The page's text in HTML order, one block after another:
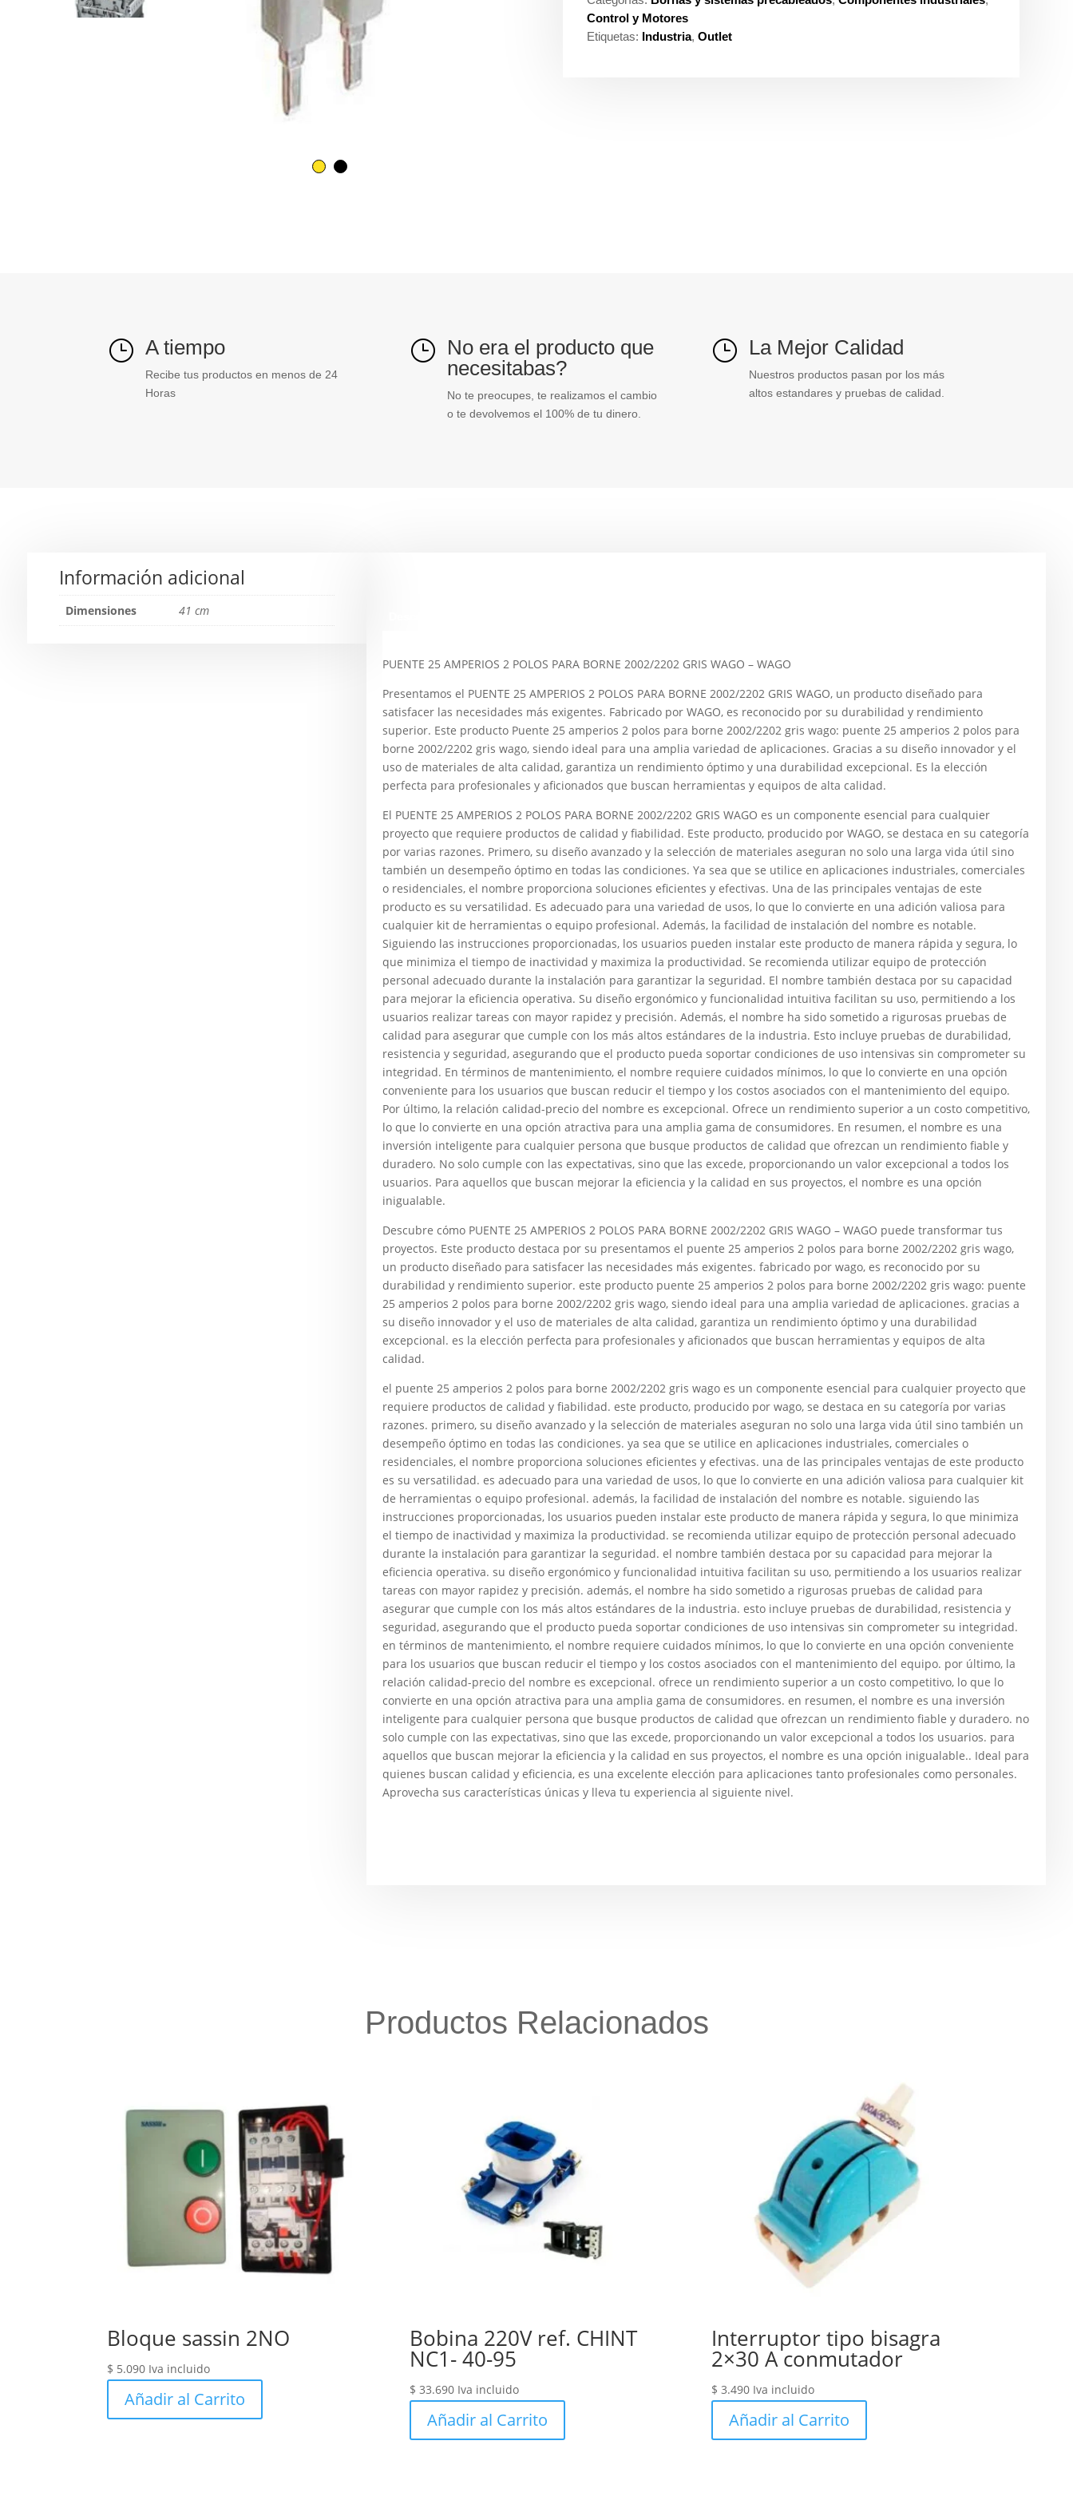
Control y Motores
Etiquetas: Industria,Outlet
} A tiempo
Recibe tus productos en menos de 24
Horas
} No era el producto que
necesitabas?
No te preocupes, te realizamos el cambio
o te devolvemos el 100% de tu dinero.
} La Mejor Calidad
Nuestros productos pasan por los más
altos estandares y pruebas de calidad.
Información adicional
Dimensiones 41 cm
PUENTE 25 AMPERIOS 2 POLOS PARA BORNE 2002/2202 GRIS WAGO – WAGO
Presentamos el PUENTE 25 AMPERIOS 2 POLOS PARA BORNE 2002/2202 GRIS WAGO, un producto diseñado para
satisfacer las necesidades más exigentes. Fabricado por WAGO, es reconocido por su durabilidad y rendimiento
superior. Este producto Puente 25 amperios 2 polos para borne 2002/2202 gris wago: puente 25 amperios 2 polos para
borne 2002/2202 gris wago, siendo ideal para una amplia variedad de aplicaciones. Gracias a su diseño innovador y el
uso de materiales de alta calidad, garantiza un rendimiento óptimo y una durabilidad excepcional. Es la elección
perfecta para profesionales y aficionados que buscan herramientas y equipos de alta calidad.
El PUENTE 25 AMPERIOS 2 POLOS PARA BORNE 2002/2202 GRIS WAGO es un componente esencial para cualquier
proyecto que requiere productos de calidad y fiabilidad. Este producto, producido por WAGO, se destaca en su categoría
por varias razones. Primero, su diseño avanzado y la selección de materiales aseguran no solo una larga vida útil sino
también un desempeño óptimo en todas las condiciones. Ya sea que se utilice en aplicaciones industriales, comerciales
o residenciales, el nombre proporciona soluciones eficientes y efectivas. Una de las principales ventajas de este
producto es su versatilidad. Es adecuado para una variedad de usos, lo que lo convierte en una adición valiosa para
cualquier kit de herramientas o equipo profesional. Además, la facilidad de instalación del nombre es notable.
Siguiendo las instrucciones proporcionadas, los usuarios pueden instalar este producto de manera rápida y segura, lo
que minimiza el tiempo de inactividad y maximiza la productividad. Se recomienda utilizar equipo de protección
personal adecuado durante la instalación para garantizar la seguridad. El nombre también destaca por su capacidad
para mejorar la eficiencia operativa. Su diseño ergonómico y funcionalidad intuitiva facilitan su uso, permitiendo a los
usuarios realizar tareas con mayor rapidez y precisión. Además, el nombre ha sido sometido a rigurosas pruebas de
calidad para asegurar que cumple con los más altos estándares de la industria. Esto incluye pruebas de durabilidad,
resistencia y seguridad, asegurando que el producto pueda soportar condiciones de uso intensivas sin comprometer su
integridad. En términos de mantenimiento, el nombre requiere cuidados mínimos, lo que lo convierte en una opción
conveniente para los usuarios que buscan reducir el tiempo y los costos asociados con el mantenimiento del equipo.
Por último, la relación calidad-precio del nombre es excepcional. Ofrece un rendimiento superior a un costo competitivo,
lo que lo convierte en una opción atractiva para una amplia gama de consumidores. En resumen, el nombre es una
inversión inteligente para cualquier persona que busque productos de calidad que ofrezcan un rendimiento fiable y
duradero. No solo cumple con las expectativas, sino que las excede, proporcionando un valor excepcional a todos los
usuarios. Para aquellos que buscan mejorar la eficiencia y la calidad en sus proyectos, el nombre es una opción
inigualable.
Descubre cómo PUENTE 25 AMPERIOS 2 POLOS PARA BORNE 2002/2202 GRIS WAGO – WAGO puede transformar tus
proyectos. Este producto destaca por su presentamos el puente 25 amperios 2 polos para borne 2002/2202 gris wago,
un producto diseñado para satisfacer las necesidades más exigentes. fabricado por wago, es reconocido por su
durabilidad y rendimiento superior. este producto puente 25 amperios 2 polos para borne 2002/2202 gris wago: puente
25 amperios 2 polos para borne 2002/2202 gris wago, siendo ideal para una amplia variedad de aplicaciones. gracias a
su diseño innovador y el uso de materiales de alta calidad, garantiza un rendimiento óptimo y una durabilidad
excepcional. es la elección perfecta para profesionales y aficionados que buscan herramientas y equipos de alta
calidad.
el puente 25 amperios 2 polos para borne 2002/2202 gris wago es un componente esencial para cualquier proyecto que
requiere productos de calidad y fiabilidad. este producto, producido por wago, se destaca en su categoría por varias
razones. primero, su diseño avanzado y la selección de materiales aseguran no solo una larga vida útil sino también un
desempeño óptimo en todas las condiciones. ya sea que se utilice en aplicaciones industriales, comerciales o
residenciales, el nombre proporciona soluciones eficientes y efectivas. una de las principales ventajas de este producto
es su versatilidad. es adecuado para una variedad de usos, lo que lo convierte en una adición valiosa para cualquier kit
de herramientas o equipo profesional. además, la facilidad de instalación del nombre es notable. siguiendo las
instrucciones proporcionadas, los usuarios pueden instalar este producto de manera rápida y segura, lo que minimiza
el tiempo de inactividad y maximiza la productividad. se recomienda utilizar equipo de protección personal adecuado
durante la instalación para garantizar la seguridad. el nombre también destaca por su capacidad para mejorar la
eficiencia operativa. su diseño ergonómico y funcionalidad intuitiva facilitan su uso, permitiendo a los usuarios realizar
tareas con mayor rapidez y precisión. además, el nombre ha sido sometido a rigurosas pruebas de calidad para
asegurar que cumple con los más altos estándares de la industria. esto incluye pruebas de durabilidad, resistencia y
seguridad, asegurando que el producto pueda soportar condiciones de uso intensivas sin comprometer su integridad.
en términos de mantenimiento, el nombre requiere cuidados mínimos, lo que lo convierte en una opción conveniente
para los usuarios que buscan reducir el tiempo y los costos asociados con el mantenimiento del equipo. por último, la
relación calidad-precio del nombre es excepcional. ofrece un rendimiento superior a un costo competitivo, lo que lo
convierte en una opción atractiva para una amplia gama de consumidores. en resumen, el nombre es una inversión
inteligente para cualquier persona que busque productos de calidad que ofrezcan un rendimiento fiable y duradero. no
solo cumple con las expectativas, sino que las excede, proporcionando un valor excepcional a todos los usuarios. para
aquellos que buscan mejorar la eficiencia y la calidad en sus proyectos, el nombre es una opción inigualable.. Ideal para
quienes buscan calidad y eficiencia, es una excelente elección para aplicaciones tanto profesionales como personales.
Aprovecha sus características únicas y lleva tu experiencia al siguiente nivel.
Productos Relacionados
Bloque sassin 2NO
$ 5.090 Iva incluido
Añadir al Carrito
Bobina 220V ref. CHINT
NC1- 40-95
$ 33.690 Iva incluido
Añadir al Carrito
Interruptor tipo bisagra
2×30 A conmutador
$ 3.490 Iva incluido
Añadir al Carrito